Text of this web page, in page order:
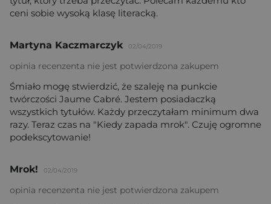
ceni sobie wysoką klasę literacką.
Martyna Kaczmarczyk 02/04/2019
opinia recenzenta nie jest potwierdzona zakupem
Śmiało mogę stwierdzić, że szaleję na punkcie
twórczości Jaume Cabré. Jestem posiadaczką
wszystkich tytułów. Każdy przeczytałam minimum dwa
razy. Teraz czas na "Kiedy zapada mrok". Czuję ogromne
podekscytowanie!
Mrok! 02/04/2019
opinia recenzenta nie jest potwierdzona zakupem